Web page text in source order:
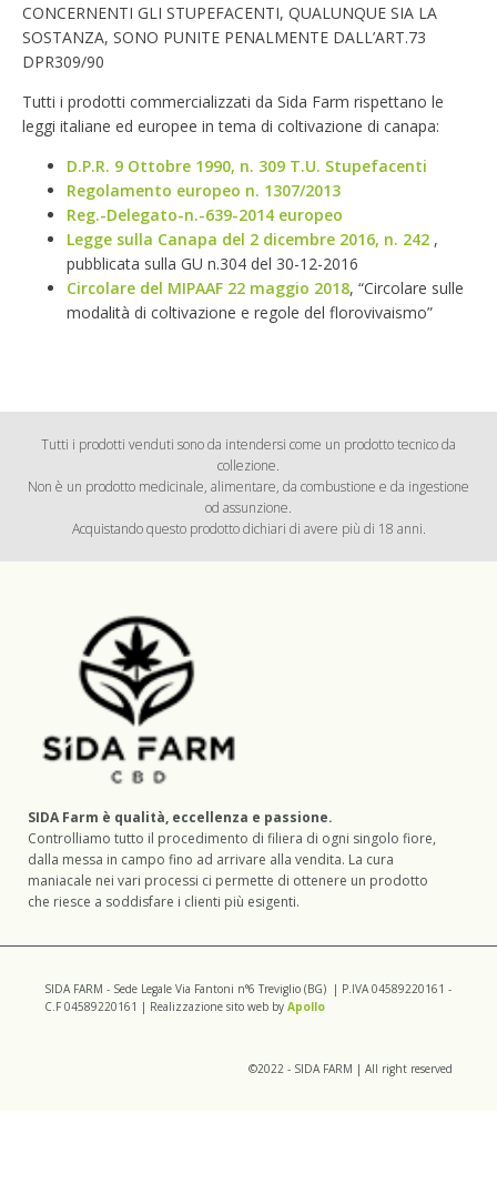
CONCERNENTI GLI STUPEFACENTI, QUALUNQUE SIA LA
SOSTANZA, SONO PUNITE PENALMENTE DALL’ART.73
DPR309/90
Tutti i prodotti commercializzati da Sida Farm rispettano le
leggi italiane ed europee in tema di coltivazione di canapa:
D.P.R. 9 Ottobre 1990, n. 309 T.U. Stupefacenti
Regolamento europeo n. 1307/2013
Reg.-Delegato-n.-639-2014 europeo
Legge sulla Canapa del 2 dicembre 2016, n. 242 ,
pubblicata sulla GU n.304 del 30-12-2016
Circolare del MIPAAF 22 maggio 2018, “Circolare sulle
modalità di coltivazione e regole del florovivaismo”
Tutti i prodotti venduti sono da intendersi come un prodotto tecnico da
collezione.
Non è un prodotto medicinale, alimentare, da combustione e da ingestione
od assunzione.
Acquistando questo prodotto dichiari di avere più di 18 anni.
SIDA Farm è qualità, eccellenza e passione.
Controlliamo tutto il procedimento di filiera di ogni singolo fiore,
dalla messa in campo fino ad arrivare alla vendita. La cura
maniacale nei vari processi ci permette di ottenere un prodotto
che riesce a soddisfare i clienti più esigenti.
SIDA FARM - Sede Legale Via Fantoni n°6 Treviglio (BG) | P.IVA 04589220161 -
C.F 04589220161 | Realizzazione sito web by Apollo
©2022 - SIDA FARM | All right reserved